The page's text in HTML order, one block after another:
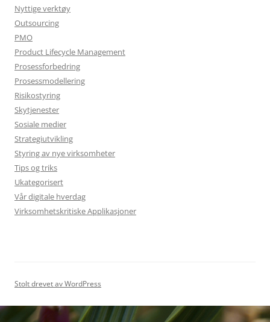
Nyttige verktøy
Outsourcing
PMO
Product Lifecycle Management
Prosessforbedring
Prosessmodellering
Risikostyring
Skytjenester
Sosiale medier
Strategiutvikling
Styring av nye virksomheter
Tips og triks
Ukategorisert
Vår digitale hverdag
Virksomhetskritiske Applikasjoner
Stolt drevet av WordPress